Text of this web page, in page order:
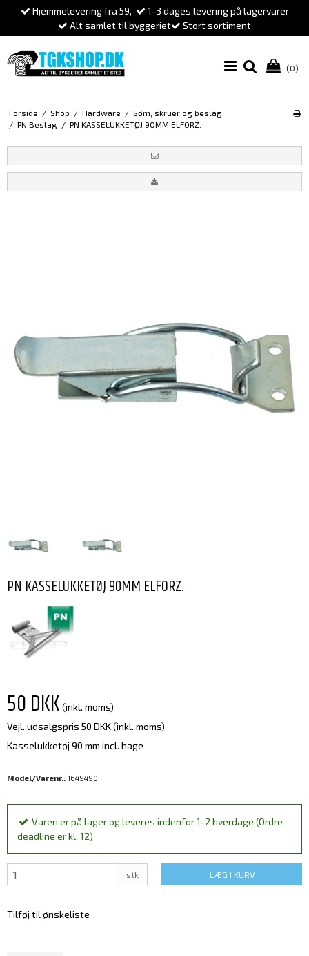
Hjemmelevering fra 59,-
1-3 dages levering på lagervarer
Alt samlet til byggeriet
Stort sortiment
(0)
Forside / Shop / Hardware / Søm, skruer og beslag
/ PN Beslag / PN KASSELUKKETØJ 90MM ELFORZ.
PN KASSELUKKETØJ 90MM ELFORZ.
50 DKK (inkl. moms)
Vejl. udsalgspris 50 DKK(inkl. moms)
Kasselukketøj 90 mm incl. hage
Model/Varenr.: 1649490
Varen er på lager og leveres indenfor 1-2 hverdage (Ordre
deadline er kl. 12)
stk LÆG I KURV
Tilføj til ønskeliste